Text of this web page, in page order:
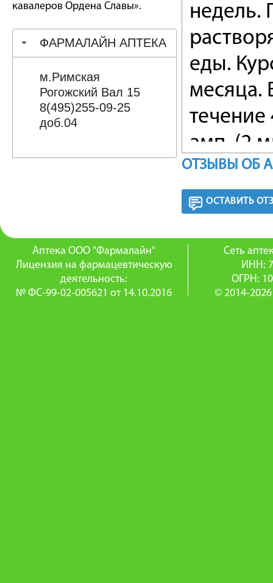
кавалеров Ордена Славы».
ФАРМАЛАЙН АПТЕКА
м.Римская
Рогожский Вал 15
8(495)255-09-25
доб.04
недель.
еды.
месяца.
амп. (2
в одном
Со
ОТЗЫВЫ ОБ
ОСТАВИТЬ
Аптека ООО "Фармалайн"
Лицензия на фармацевтическую
деятельность:
№ ФС-99-02-005621 от 14.10.2016
Сеть
ИНН:
ОГРН:
© 2014-